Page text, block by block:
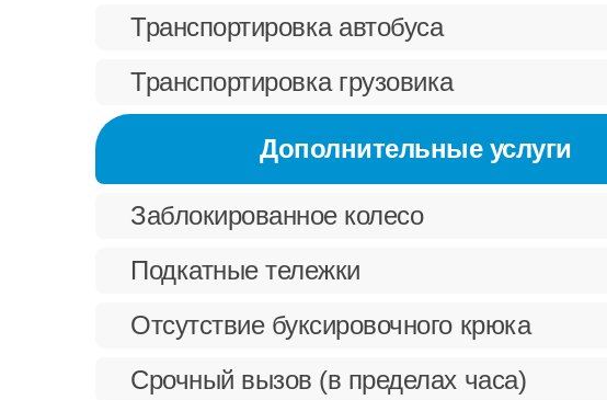
Транспортировка автобуса
Транспортировка грузовика
Дополнительные услуги
Заблокированное колесо
Подкатные тележки
Отсутствие буксировочного крюка
Срочный вызов (в пределах часа)